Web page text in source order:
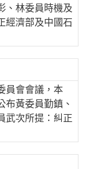
、林委員時機及
經濟部及中國石
員會會議，本
布黃委員勤鎮、
武次所提：糾正